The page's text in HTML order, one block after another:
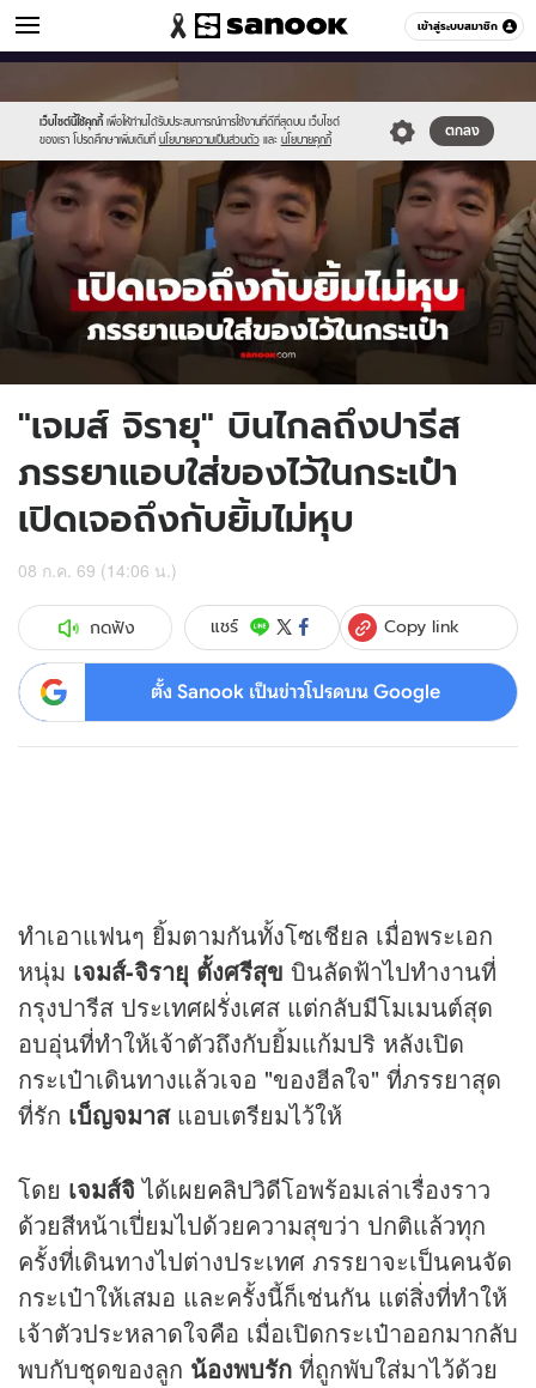
เข้าสู่ระบบสมาชิก
ข่าวบันเทิง หมวดอื่นๆ
เว็บไซต์นี้ใช้คุกกี้ เพื่อให้ท่านได้รับประสบการณ์การใช้งานที่ดีที่สุดบน เว็บไซต์
ของเรา โปรดศึกษาเพิ่มเติมที่ นโยบายความเป็นส่วนตัว และ นโยบายคุกกี้
ตกลง
//s.isanook.com/sr/0/images/logo-
new-
sanook.png
//s.isanook.com/ns/0/ud/1979/9898118/jj.jpg
"เจมส์ จิรายุ" บินไกลถึงปารีส
ภรรยาแอบใส่ของไว้ในกระเป๋า
เปิดเจอถึงกับยิ้มไม่หุบ
08 ก.ค. 69 (14:06 น.)
กดฟัง แชร์ Copy link
ตั้ง Sanook เป็นข่าวโปรดบน Google
ทำเอาแฟนๆ ยิ้มตามกันทั้งโซเชียล เมื่อพระเอก
หนุ่ม เจมส์-จิรายุ ตั้งศรีสุข บินลัดฟ้าไปทำงานที่
กรุงปารีส ประเทศฝรั่งเศส แต่กลับมีโมเมนต์สุด
อบอุ่นที่ทำให้เจ้าตัวถึงกับยิ้มแก้มปริ หลังเปิด
กระเป๋าเดินทางแล้วเจอ "ของฮีลใจ" ที่ภรรยาสุด
ที่รัก เบ็ญจมาสแอบเตรียมไว้ให้
โดย เจมส์จิได้เผยคลิปวิดีโอพร้อมเล่าเรื่องราว
ด้วยสีหน้าเปี่ยมไปด้วยความสุขว่า ปกติแล้วทุก
ครั้งที่เดินทางไปต่างประเทศ ภรรยาจะเป็นคนจัด
กระเป๋าให้เสมอ และครั้งนี้ก็เช่นกัน แต่สิ่งที่ทำให้
เจ้าตัวประหลาดใจคือ เมื่อเปิดกระเป๋าออกมากลับ
พบกับชุดของลูก น้องพบรัก ที่ถูกพับใส่มาไว้ด้วย